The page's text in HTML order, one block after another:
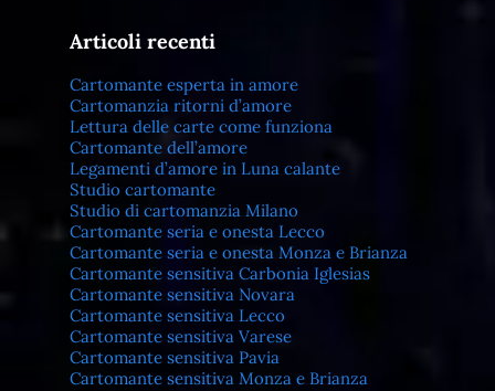
Articoli recenti
Cartomante esperta in amore
Cartomanzia ritorni d’amore
Lettura delle carte come funziona
Cartomante dell’amore
Legamenti d’amore in Luna calante
Studio cartomante
Studio di cartomanzia Milano
Cartomante seria e onesta Lecco
Cartomante seria e onesta Monza e Brianza
Cartomante sensitiva Carbonia Iglesias
Cartomante sensitiva Novara
Cartomante sensitiva Lecco
Cartomante sensitiva Varese
Cartomante sensitiva Pavia
Cartomante sensitiva Monza e Brianza